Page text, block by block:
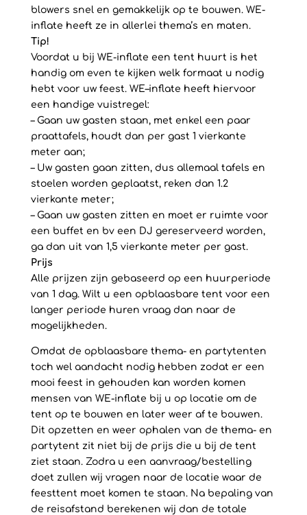
blowers snel en gemakkelijk op te bouwen. WE-
inflate heeft ze in allerlei thema’s en maten.
Tip!
Voordat u bij WE-inflate een tent huurt is het
handig om even te kijken welk formaat u nodig
hebt voor uw feest. WE–inflate heeft hiervoor
een handige vuistregel:
– Gaan uw gasten staan, met enkel een paar
praattafels, houdt dan per gast 1 vierkante
meter aan;
– Uw gasten gaan zitten, dus allemaal tafels en
stoelen worden geplaatst, reken dan 1.2
vierkante meter;
– Gaan uw gasten zitten en moet er ruimte voor
een buffet en bv een DJ gereserveerd worden,
ga dan uit van 1,5 vierkante meter per gast.
Prijs
Alle prijzen zijn gebaseerd op een huurperiode
van 1 dag. Wilt u een opblaasbare tent voor een
langer periode huren vraag dan naar de
mogelijkheden.
Omdat de opblaasbare thema- en partytenten
toch wel aandacht nodig hebben zodat er een
mooi feest in gehouden kan worden komen
mensen van WE-inflate bij u op locatie om de
tent op te bouwen en later weer af te bouwen.
Dit opzetten en weer ophalen van de thema- en
partytent zit niet bij de prijs die u bij de tent
ziet staan. Zodra u een aanvraag/bestelling
doet zullen wij vragen naar de locatie waar de
feesttent moet komen te staan. Na bepaling van
de reisafstand berekenen wij dan de totale